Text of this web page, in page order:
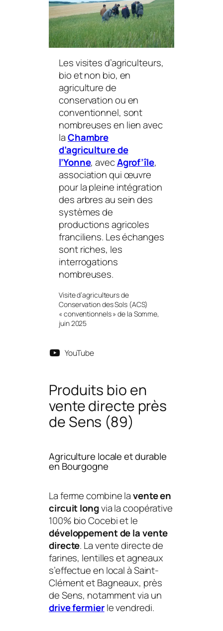
Les visites d’agriculteurs,
bio et non bio, en
agriculture de
conservation ou en
conventionnel, sont
nombreuses en lien avec
laChambre
d’agriculture de
l’Yonne, avecAgrof’île,
association qui œuvre
pour la pleine intégration
des arbres au sein des
systèmes de
productions agricoles
franciliens. Les échanges
sont riches, les
interrogations
nombreuses.
Visite d’agriculteurs de
Conservation des Sols (ACS)
« conventionnels » de la Somme,
juin 2025
YouTube
Produits bio en
vente directe près
de Sens (89)
Agriculture locale et durable
en Bourgogne
La ferme combine lavente en
circuit longvia la coopérative
100% bio Cocebi et le
développement de la vente
directe. La vente directe de
farines, lentilles et agneaux
s’effectue en local à Saint-
Clément et Bagneaux, près
de Sens, notamment via un
drive fermierle vendredi.